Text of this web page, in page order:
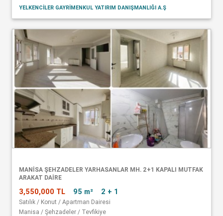
YELKENCİLER GAYRİMENKUL YATIRIM DANIŞMANLIĞI A.Ş
MANISA ŞEHZADELER YARHASANLAR MH. 2+1 KAPALI MUTFAK
ARAKAT DAIRE
3,550,000 TL 95 m² 2 + 1
Satılık / Konut / Apartman Dairesi
Manisa / Şehzadeler / Tevfikiye